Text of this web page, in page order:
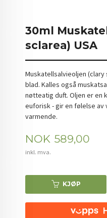
30ml
sclarea) USA
Muskatellsalvieoljen
blad. Kalles også
nøtteatig duft. Oljen er en
euforisk - gir en følelse
varmende.
Pris
NOK 589,00
inkl. mva.
KJØP